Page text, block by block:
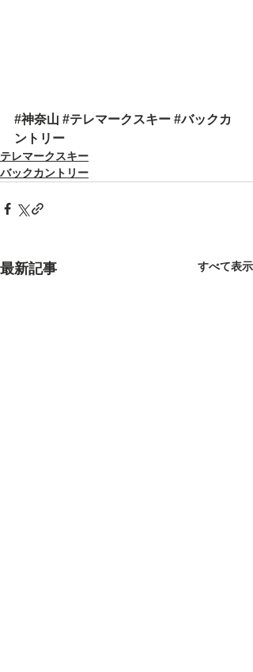
#神奈山 #テレマークスキー #バックカ
ントリー
テレマークスキー
バックカントリー
最新記事 すべて表示